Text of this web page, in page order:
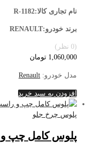
نام تجاری کالا:R-1182
برند خودرو:RENAULT
(0 نظر)
1,060,000 تومان
مدل خودرو: Renault
افزودن به سبد خرید
پلوس چرخ جلو
پلوس کامل چپ و